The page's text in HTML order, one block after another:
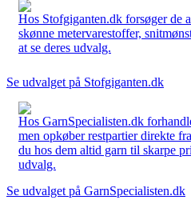
Hos Stofgiganten.dk forsøger de
skønne metervarestoffer,
at se deres udvalg.
Se udvalget på Stofgiganten.dk
Hos GarnSpecialisten.dk
men opkøber restpartier direkte
du hos dem altid garn til skarpe
udvalg.
Se udvalget på GarnSpecialisten.dk